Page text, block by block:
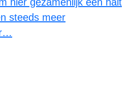
steeds meer